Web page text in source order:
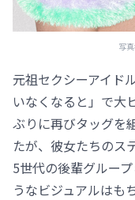
写
元祖セクシーアイド
いなくなると」で大
ぶりに再びタッグを
たが、彼女たちのス
5世代の後輩グルー
うなビジュアルはも